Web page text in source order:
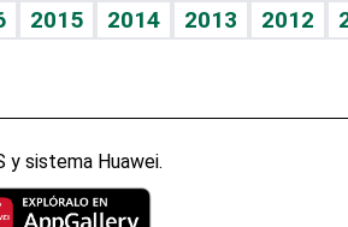
2015 2014 2013 2012
y sistema Huawei.